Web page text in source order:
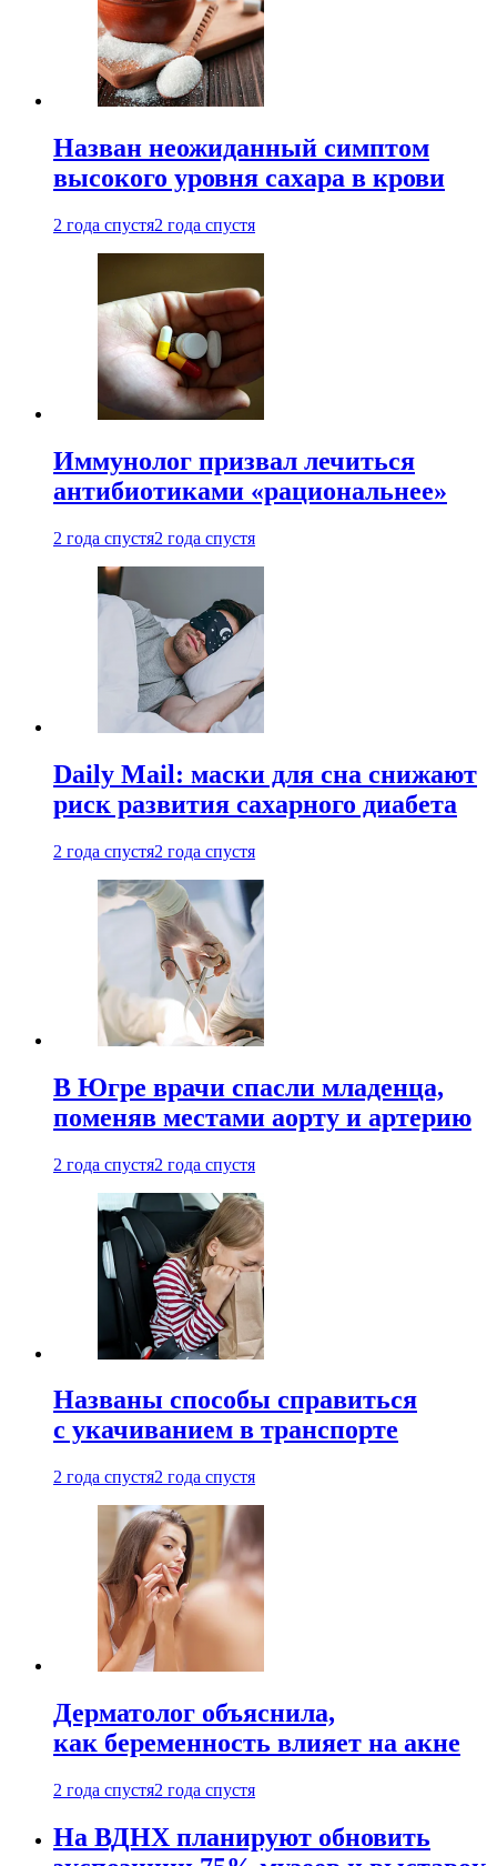
Назван неожиданный симптом
высокого уровня сахара в крови
2 года спустя2 года спустя
Иммунолог призвал лечиться
антибиотиками «рациональнее»
2 года спустя2 года спустя
Daily Mail: маски для сна снижают
риск развития сахарного диабета
2 года спустя2 года спустя
В Югре врачи спасли младенца,
поменяв местами аорту и артерию
2 года спустя2 года спустя
Названы способы справиться
с укачиванием в транспорте
2 года спустя2 года спустя
Дерматолог объяснила,
как беременность влияет на акне
2 года спустя2 года спустя
На ВДНХ планируют обновить